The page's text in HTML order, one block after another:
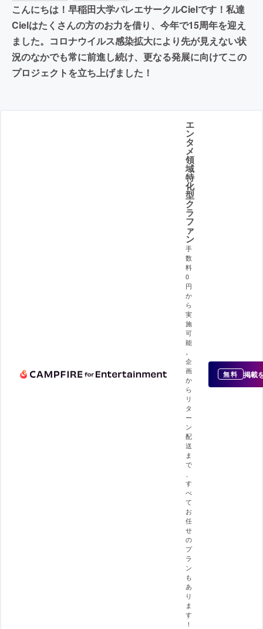
こんにちは！早稲田大学バレエサークルCielです！私達
Cielはたくさんの方のお力を借り、今年で15周年を迎え
ました。コロナウイルス感染拡大により先が見えない状
況のなかでも常に前進し続け、更なる発展に向けてこの
プロジェクトを立ち上げました！
エ
ン
タ
メ
領
域
特
化
型
ク
ラ
フ
ァ
ン
手
数
料
0
円
か
ら
実
施
可
能
企
画
か
ら
リ
タ
ー
ン
配
送
ま
で
す
べ
て
お
任
せ
の
プ
ラ
ン
も
あ
り
ま
す
！
無料 掲載